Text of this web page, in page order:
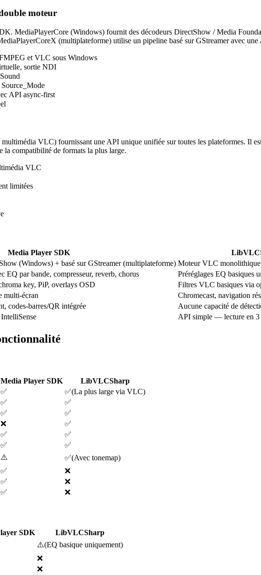
moteur
MediaPlayerCore (Windows) fournit des décodeurs DirectShow / Media
(multiplateforme) utilise un pipeline basé sur GStreamer avec
et VLC sous Windows
sortie NDI
Source_Mode
API async-first
VLC) fournissant une API unique unifiée sur toutes les plateformes. Il
la compatibilité de formats la plus large.
VLC
limitées
Media Player SDK
(Windows) + basé sur GStreamer (multiplateforme) Moteur VLC
EQ par bande, compresseur, reverb, chorus
Préréglages EQ basiques
key, PiP, overlays OSD
Filtres VLC basiques via
multi-écran
Chromecast, navigation
codes-barres/QR intégrée
Aucune capacité de
API simple — lecture en 3
Media Player SDK
LibVLCSharp
✅ ✅(La plus large via VLC)
✅
✅
✅
✅
❌
✅
✅
✅
✅
✅
⚠️ ✅(Avec tonemap)
✅
❌
✅
❌
✅ ❌
SDK
LibVLCSharp
⚠️(EQ basique uniquement)
❌
❌